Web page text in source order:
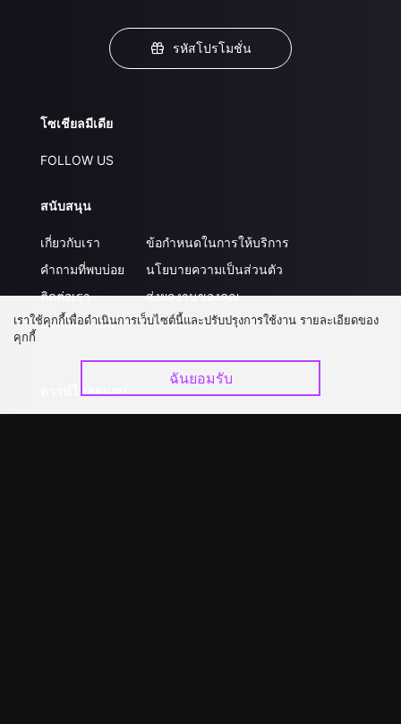
รหัสโปรโมชั่น
โซเชียลมีเดีย
FOLLOW US
สนับสนุน
เกี่ยวกับเรา
คำถามที่พบบ่อย
ติดต่อเรา
อัปเกรด วีไอพี
ข้อกำหนดในการให้บริการ
นโยบายความเป็นส่วนตัว
ส่งผลงานของคุณ
ร่วมงานกับเรา
ดาวน์โหลดแอป
เราใช้คุกกี้เพื่อดำเนินการเว็บไซต์นี้และปรับปรุงการใช้งาน รายละเอียดของ
คุกกี้
ฉันยอมรับ